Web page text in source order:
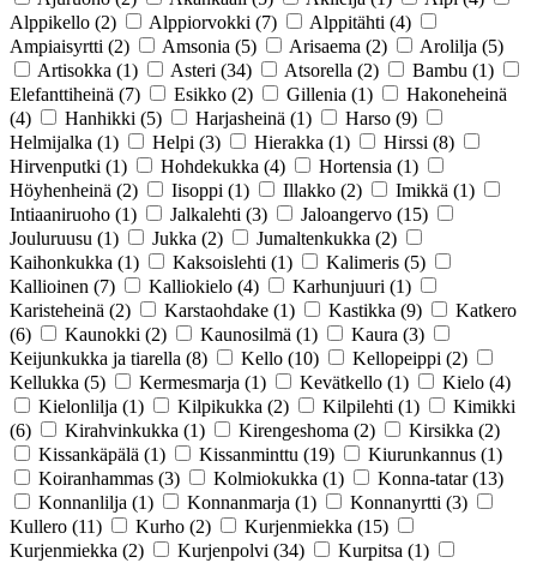
Alppikello (2) Alppiorvokki (7) Alppitähti (4)
Ampiaisyrtti (2) Amsonia (5) Arisaema (2) Arolilja (5)
Artisokka (1) Asteri (34) Atsorella (2) Bambu (1)
Elefanttiheinä (7) Esikko (2) Gillenia (1)
Hakoneheinä
(4)
Hanhikki (5) Harjasheinä (1) Harso (9)
Helmijalka (1) Helpi (3) Hierakka (1) Hirssi (8)
Hirvenputki (1) Hohdekukka (4) Hortensia (1)
Höyhenheinä (2) Iisoppi (1) Illakko (2) Imikkä (1)
Intiaaniruoho (1) Jalkalehti (3) Jaloangervo (15)
Jouluruusu (1) Jukka (2) Jumaltenkukka (2)
Kaihonkukka (1) Kaksoislehti (1) Kalimeris (5)
Kallioinen (7) Kalliokielo (4) Karhunjuuri (1)
Karisteheinä (2) Karstaohdake (1) Kastikka (9)
Katkero
(6)
Kaunokki (2) Kaunosilmä (1) Kaura (3)
Keijunkukka ja tiarella (8) Kello (10) Kellopeippi (2)
Kellukka (5) Kermesmarja (1) Kevätkello (1) Kielo (4)
Kielonlilja (1) Kilpikukka (2) Kilpilehti (1)
Kimikki
(6)
Kirahvinkukka (1) Kirengeshoma (2) Kirsikka (2)
Kissankäpälä (1) Kissanminttu (19) Kiurunkannus (1)
Koiranhammas (3) Kolmiokukka (1) Konna-tatar (13)
Konnanlilja (1) Konnanmarja (1) Konnanyrtti (3)
Kullero (11) Kurho (2) Kurjenmiekka (15)
Kurjenmiekka (2) Kurjenpolvi (34) Kurpitsa (1)